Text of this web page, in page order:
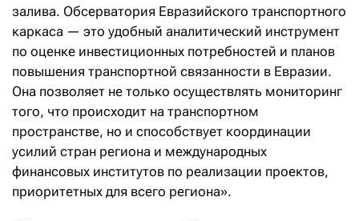
залива. Обсерватория Евразийского транспортного
каркаса — это удобный аналитический инструмент
по оценке инвестиционных потребностей и планов
повышения транспортной связанности в Евразии.
Она позволяет не только осуществлять мониторинг
того, что происходит на транспортном
пространстве, но и способствует координации
усилий стран региона и международных
финансовых институтов по реализации проектов,
приоритетных для всего региона».